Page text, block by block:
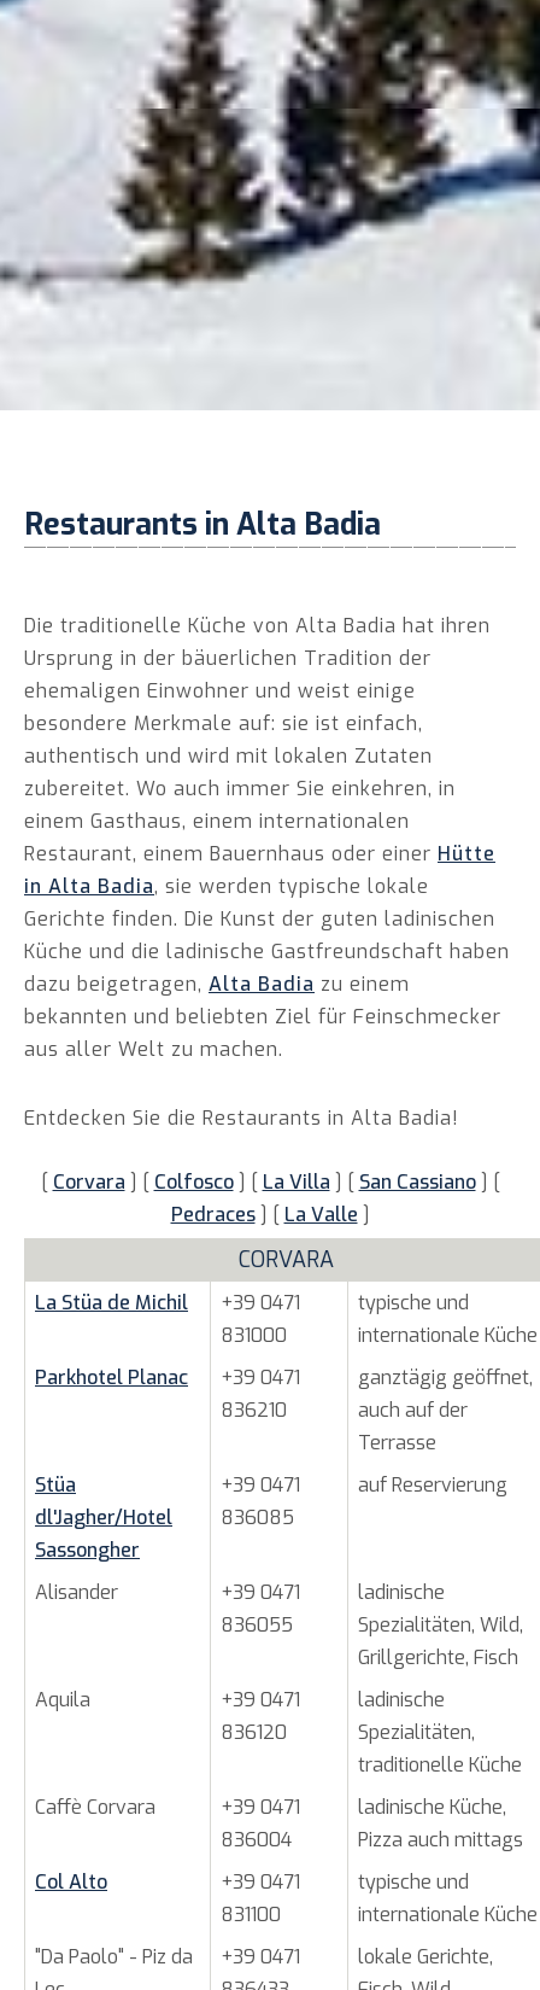
Restaurants in Alta Badia
Die traditionelle Küche von Alta Badia hat ihren
Ursprung in der bäuerlichen Tradition der
ehemaligen Einwohner und weist einige
besondere Merkmale auf: sie ist einfach,
authentisch und wird mit lokalen Zutaten
zubereitet. Wo auch immer Sie einkehren, in
einem Gasthaus, einem internationalen
Restaurant, einem Bauernhaus oder einer Hütte
in Alta Badia, sie werden typische lokale
Gerichte finden. Die Kunst der guten ladinischen
Küche und die ladinische Gastfreundschaft haben
dazu beigetragen, Alta Badia zu einem
bekannten und beliebten Ziel für Feinschmecker
aus aller Welt zu machen.
Entdecken Sie die Restaurants in Alta Badia!
[ Corvara ] [ Colfosco] [ La Villa ] [ San Cassiano] [
Pedraces] [ La Valle ]
CORVARA
La Stüa de Michil
+39 0471
831000
typische und
internationale Küche
Parkhotel Planac
+39 0471
836210
ganztägig geöffnet,
auch auf der
Terrasse
Stüa
dl'Jagher/Hotel
Sassongher
+39 0471
836085
auf Reservierung
Alisander
+39 0471
836055
ladinische
Spezialitäten, Wild,
Grillgerichte, Fisch
Aquila
+39 0471
836120
ladinische
Spezialitäten,
traditionelle Küche
Caffè Corvara
+39 0471
836004
ladinische Küche,
Pizza auch mittags
Col Alto
+39 0471
831100
typische und
internationale Küche
"Da Paolo" - Piz da
+39 0471
lokale Gerichte,